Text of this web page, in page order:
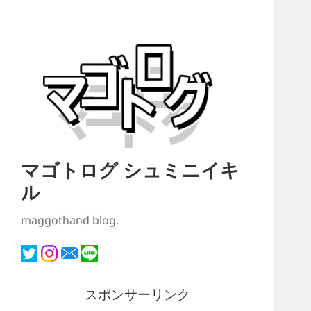
マゴトログ シュミニイキ
ル
maggothand blog.
スポンサーリンク